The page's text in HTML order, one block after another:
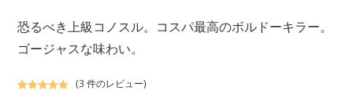
恐るべき上級コノスル。コスパ最高のボルドーキラー。
ゴージャスな味わい。
(3 件のレビュー)